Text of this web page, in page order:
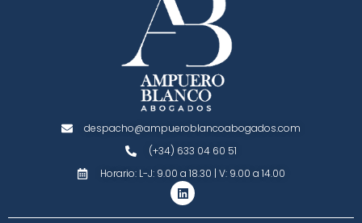
despacho@ampueroblancoabogados.com
(+34) 633 04 60 51
Horario: L-J: 9.00 a 18.30 | V: 9.00 a 14.00